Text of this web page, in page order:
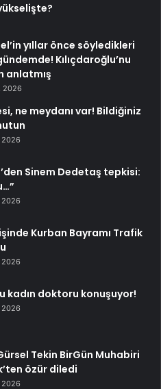
yıllar önce söyledikleri
Kılıçdaroğlu’nu
anlatmış
2026
ne meydanı var! Bildiğiniz
2026
Sinem Dedetaş tepkisi:
2026
Kurban Bayramı Trafik
2026
kadın doktoru konuşuyor!
2026
Tekin BirGün Muhabiri
özür diledi
2026